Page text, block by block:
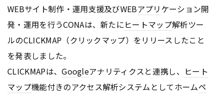
WEBサイト制作・運用支援及びWEBアプリ ケーション開
発・運用を行うCONAは、新たにヒートマップ解析ツー
ルのCLICKMAP（クリックマップ）をリリースしたこと
を発表しました。
CLICKMAPは、Googleアナリティクスと連携し、 ヒート
マップ機能付きのアクセス解析システムとしてホームペ